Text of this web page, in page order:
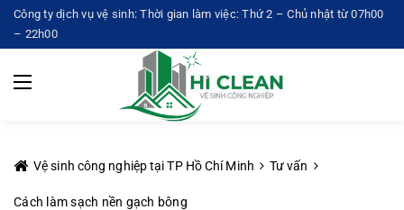
Công ty dịch vụ vệ sinh: Thời gian làm việc: Thứ 2 – Chủ nhật từ 07h00
– 22h00
Vệ sinh công nghiệp tại TP Hồ Chí Minh Tư vấn
Cách làm sạch nền gạch bông